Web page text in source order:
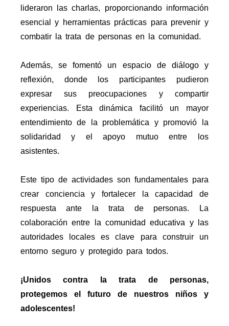
lideraron las charlas, proporcionando información
esencial y herramientas prácticas para prevenir y
combatir la trata de personas en la comunidad.
Además, se fomentó un espacio de diálogo y
reflexión, donde los participantes pudieron
expresar sus preocupaciones y compartir
experiencias. Esta dinámica facilitó un mayor
entendimiento de la problemática y promovió la
solidaridad y el apoyo mutuo entre los
asistentes.
Este tipo de actividades son fundamentales para
crear conciencia y fortalecer la capacidad de
respuesta ante la trata de personas. La
colaboración entre la comunidad educativa y las
autoridades locales es clave para construir un
entorno seguro y protegido para todos.
¡Unidos contra la trata de personas,
protegemos el futuro de nuestros niños y
adolescentes!